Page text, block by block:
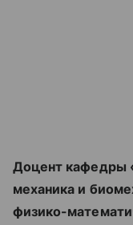
Доцент кафедры
механика и
физико-